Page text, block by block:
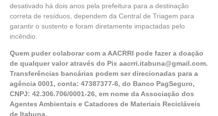
desativado há dois anos pela prefeitura para a destinação
correta de resíduos, dependem da Central de Triagem para
garantir o sustento e foram diretamente impactadas pelo
incêndio.
Quem puder colaborar com a AACRRI pode fazer a doação
de qualquer valor através do Pix aacrri.itabuna@gmail.com.
Transferências bancárias podem ser direcionadas para a
agência 0001, conta: 47387377-6, do Banco PagSeguro,
CNPJ: 42.306.706/0001-26, em nome da Associação dos
Agentes Ambientais e Catadores de Materiais Recicláveis
de Itabuna.